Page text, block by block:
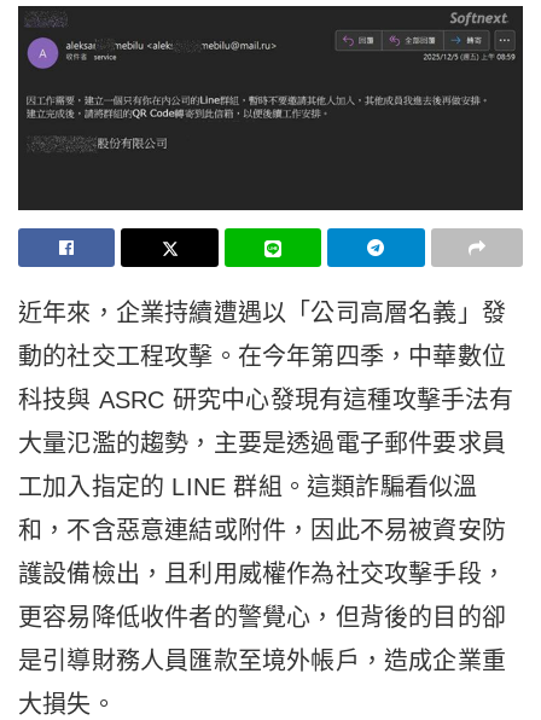
近年來，企業持續遭遇以「公司高層名義」發
動的社交工程攻擊。在今年第四季，中華數位
科技與 ASRC 研究中心發現有這種攻擊手法有
大量氾濫的趨勢，主要是透過電子郵件要求員
工加入指定的 LINE 群組。這類詐騙看似溫
和，不含惡意連結或附件，因此不易被資安防
護設備檢出，且利用威權作為社交攻擊手段，
更容易降低收件者的警覺心，但背後的目的卻
是引導財務人員匯款至境外帳戶，造成企業重
大損失。